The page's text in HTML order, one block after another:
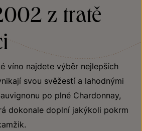
z tratě
víno najdete výběr nejlepších
svou svěžestí a lahodnými
po plné Chardonnay,
dokonale doplní jakýkoli pokrm